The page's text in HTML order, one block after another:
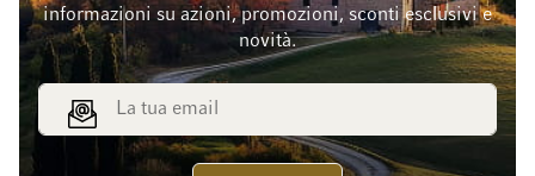
informazioni su azioni, promozioni, sconti esclusivi e
novità.
Indirizzo email